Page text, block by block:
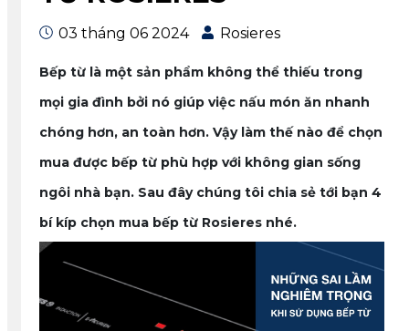
03 tháng 06 2024 Rosieres
Bếp từ là một sản phẩm không thể thiếu trong
mọi gia đình bởi nó giúp việc nấu món ăn nhanh
chóng hơn, an toàn hơn. Vậy làm thế nào để chọn
mua được bếp từ phù hợp với không gian sống
ngôi nhà bạn. Sau đây chúng tôi chia sẻ tới bạn 4
bí kíp chọn mua bếp từ Rosieres nhé.